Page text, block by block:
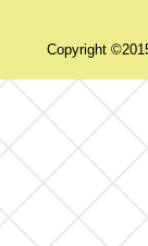
Copyright